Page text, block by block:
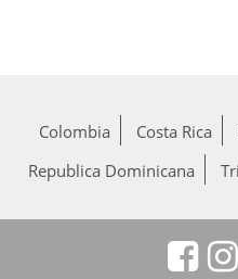
Colombia Costa Rica
Republica Dominicana